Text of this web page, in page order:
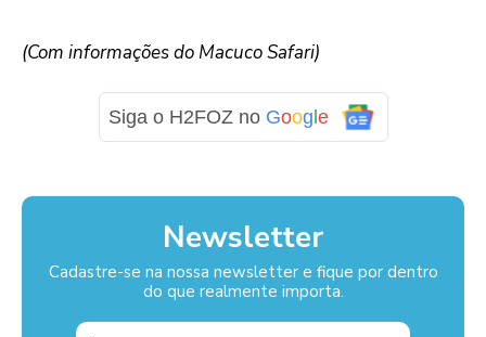
(Com informações do Macuco Safari)
Siga o H2FOZ no Goog e
Newsletter
Cadastre-se na nossa newsletter e fique por dentro
do que realmente importa.